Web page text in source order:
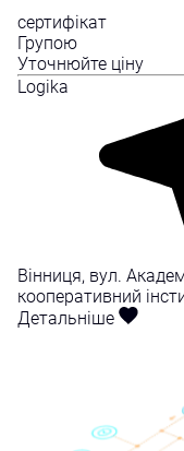
сертифікат
Групою
Уточнюйте ціну
Logika
Вінниця, вул.
кооперативний
Детальніше